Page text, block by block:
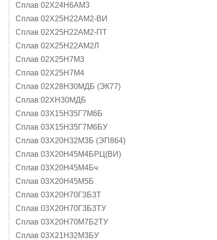
Сплав 02Х24Н6AМ3
Сплав 02Х25Н22АМ2-ВИ
Сплав 02Х25Н22АМ2-ПТ
Сплав 02Х25Н22АМ2Л
Сплав 02Х25Н7М3
Сплав 02Х25Н7М4
Сплав 02Х28Н30МДБ (ЭК77)
Сплав 02ХН30МДБ
Сплав 03Х15Н35Г7М6Б
Сплав 03Х15Н35Г7М6БУ
Сплав 03Х20Н32М3Б (ЭП864)
Сплав 03Х20Н45М4БРЦ(ВИ)
Сплав 03Х20Н45М4Бч
Сплав 03Х20Н45М5Б
Сплав 03Х20Н70Г3Б3Т
Сплав 03Х20Н70Г3Б3ТУ
Сплав 03Х20Н70М7Б2ТУ
Сплав 03Х21Н32М3БУ